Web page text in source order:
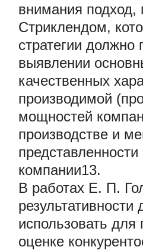
внимания
Стриклендом,
стратегии должно
выявлении
качественных
производимой
мощностей
производстве и
компании13.
В работах Е. П.
использовать
оценке